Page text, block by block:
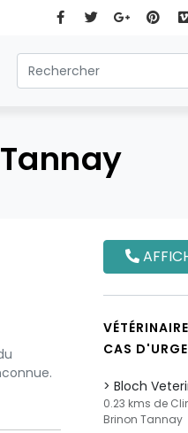
CAS
Bloch
0.23 kms de
Brinon Tannay